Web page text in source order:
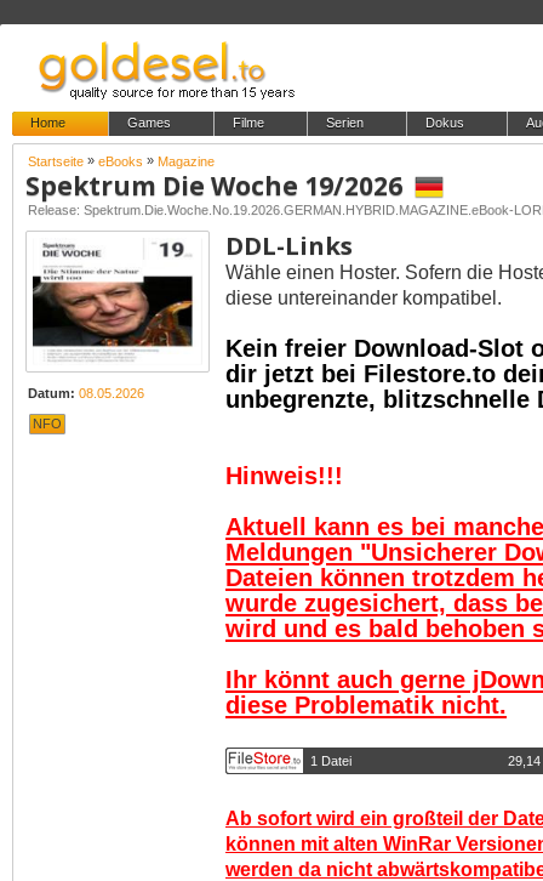
Home Games Filme Serien Dokus
Startseite » eBooks » Magazine
Spektrum Die Woche 19/2026
Release: Spektrum.Die.Woche.No.19.2026.GERMAN.HYBRID.MAGAZINE.eBook-
Datum: 08.05.2026
NFO
DDL-Links
Wähle einen Hoster. Sofern die
diese untereinander kompatibel.
Kein freier Download-Slot
dir jetzt bei Filestore.to
unbegrenzte, blitzschnelle
Hinweis!!!
Aktuell kann es bei
Meldungen "Unsicherer
Dateien können trotzdem
wurde zugesichert, dass
wird und es bald behoben
Ihr könnt auch gerne
diese Problematik nicht.
1 Datei 29,14
Ab sofort wird ein großteil der
können mit alten WinRar
werden da nicht